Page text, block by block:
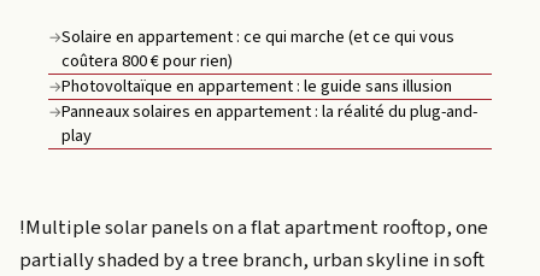
→Solaire en appartement : ce qui marche (et ce qui vous
coûtera 800 € pour rien)
→Photovoltaïque en appartement : le guide sans illusion
→Panneaux solaires en appartement : la réalité du plug-and-
play
!Multiple solar panels on a flat apartment rooftop, one
partially shaded by a tree branch, urban skyline in soft